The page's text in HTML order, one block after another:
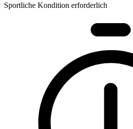
Sportliche Kondition erforderlich